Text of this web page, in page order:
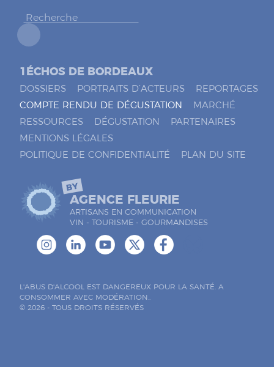
1ÉCHOS DE BORDEAUX
DOSSIERS PORTRAITS D’ACTEURS
REPORTAGES
COMPTE RENDU DE DÉGUSTATION
MARCHÉ
RESSOURCES
DÉGUSTATION
PARTENAIRES
MENTIONS LÉGALES
POLITIQUE DE CONFIDENTIALITÉ
PLAN DU SITE
BY
AGENCE FLEURIE
ARTISANS EN COMMUNICATION
VIN - TOURISME - GOURMANDISES
L'ABUS D'ALCOOL EST DANGEREUX POUR LA SANTÉ. A
CONSOMMER AVEC MODÉRATION..
© 2026 - TOUS DROITS RÉSERVÉS